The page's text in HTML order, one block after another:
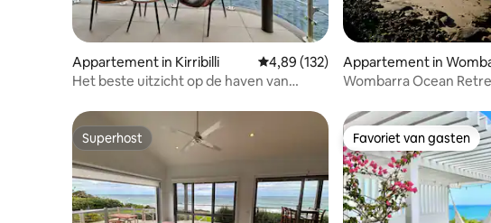
Appartement in Kirribilli Gemiddelde beoordeling van 4,89 uit
4,89 (132)
Het beste uitzicht op de haven van
Appartement in
Wombarra Ocean
Superhost
Superhost Favoriet van gasten
Favoriet van gasten